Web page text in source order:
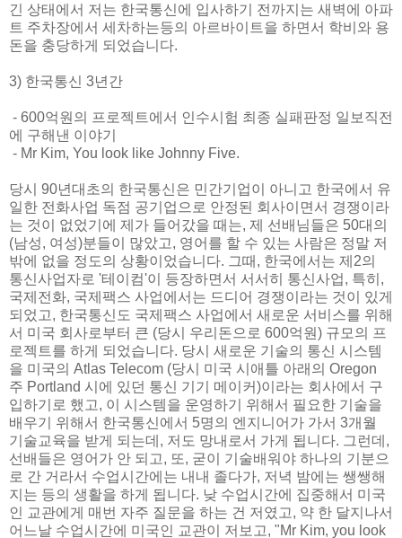
긴 상태에서 저는 한국통신에 입사하기 전까지는 새벽에 아파
트 주차장에서 세차하는등의 아르바이트을 하면서 학비와 용
돈을 충당하게 되었습니다.
3) 한국통신 3년간
- 600억원의 프로젝트에서 인수시험 최종 실패판정 일보직전
에 구해낸 이야기
- Mr Kim, You look like Johnny Five.
당시 90년대초의 한국통신은 민간기업이 아니고 한국에서 유
일한 전화사업 독점 공기업으로 안정된 회사이면서 경쟁이라
는 것이 없었기에 제가 들어갔을 때는, 제 선배님들은 50대의
(남성, 여성)분들이 많았고, 영어를 할 수 있는 사람은 정말 저
밖에 없을 정도의 상황이었습니다. 그때, 한국에서는 제2의
통신사업자로 '테이컴'이 등장하면서 서서히 통신사업, 특히,
국제전화, 국제팩스 사업에서는 드디어 경쟁이라는 것이 있게
되었고, 한국통신도 국제팩스 사업에서 새로운 서비스를 위해
서 미국 회사로부터 큰 (당시 우리돈으로 600억원) 규모의 프
로젝트를 하게 되었습니다. 당시 새로운 기술의 통신 시스템
을 미국의 Atlas Telecom (당시 미국 시애틀 아래의 Oregon
주 Portland 시에 있던 통신 기기 메이커)이라는 회사에서 구
입하기로 했고, 이 시스템을 운영하기 위해서 필요한 기술을
배우기 위해서 한국통신에서 5명의 엔지니어가 가서 3개월
기술교육을 받게 되는데, 저도 망내로서 가게 됩니다. 그런데,
선배들은 영어가 안 되고, 또, 굳이 기술배워야 하나의 기분으
로 간 거라서 수업시간에는 내내 졸다가, 저녁 밤에는 쌩쌩해
지는 등의 생활을 하게 됩니다. 낮 수업시간에 집중해서 미국
인 교관에게 매번 자주 질문을 하는 건 저였고, 약 한 달지나서
어느날 수업시간에 미국인 교관이 저보고, "Mr Kim, you look